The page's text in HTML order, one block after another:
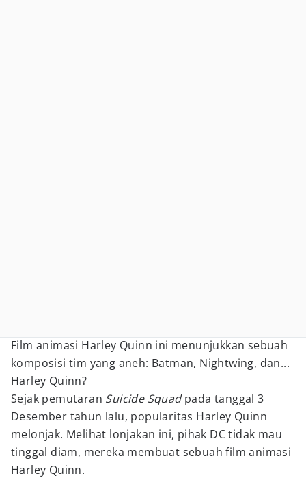
Film animasi Harley Quinn ini menunjukkan sebuah
komposisi tim yang aneh: Batman, Nightwing, dan...
Harley Quinn?
Sejak pemutaran Suicide Squadpada tanggal 3
Desember tahun lalu, popularitas Harley Quinn
melonjak. Melihat lonjakan ini, pihak DC tidak mau
tinggal diam, mereka membuat sebuah film animasi
Harley Quinn.